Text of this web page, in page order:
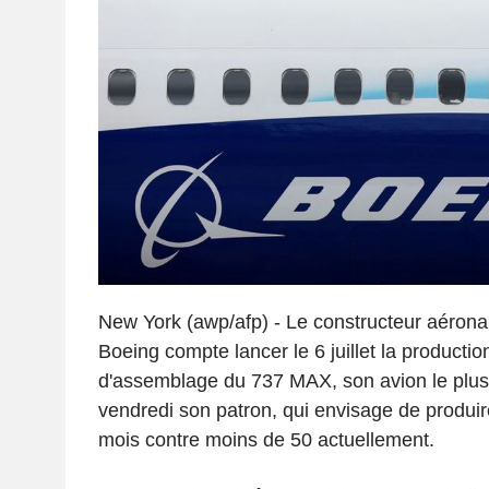
New York (awp/afp) - Le constructeur
Boeing compte lancer le 6 juillet la
d'assemblage du 737 MAX, son avion le
vendredi son patron, qui envisage de
mois contre moins de 50 actuellement.